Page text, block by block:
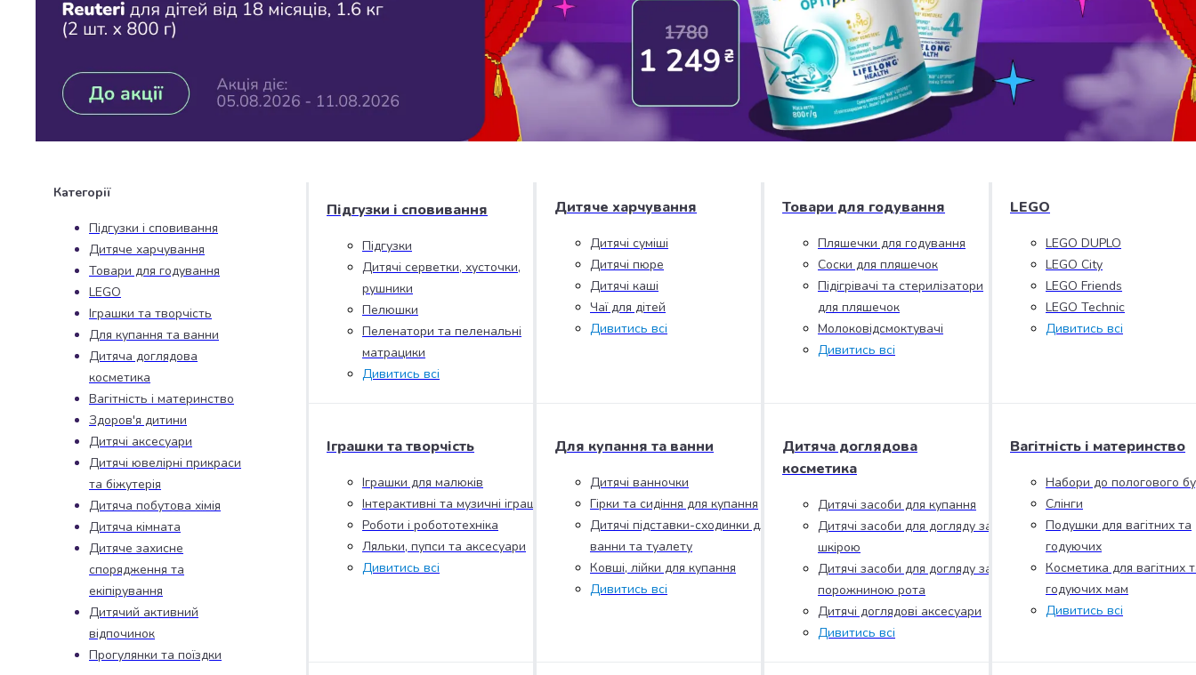
Джин
Ром
мескаль
Лікери
і
наливки
Саке
і
азійський
алкоголь
Слабоалкогольні
напої
Сидри
та
меди
Подарункові
набори
алкоголю
Продукти
Бакалія
Олія
Макаронні
вироби
Сухі
сніданки
Їжа
швидкого
Категорії
Підгузки і сповивання
Дитяче харчування
Товари для годування
LEGO
Іграшки та творчість
Для купання та ванни
Дитяча доглядова
косметика
Вагітність і материнство
Здоров'я дитини
Дитячі аксесуари
Дитячі ювелірні прикраси
та біжутерія
Дитяча побутова хімія
Дитяча кімната
Дитяче захисне
спорядження та
екіпірування
Дитячий активний
відпочинок
Прогулянки та поїздки
Підгузки і сповивання
Підгузки
Дитячі серветки, хусточки,
рушники
Пелюшки
Пеленатори та пеленальні
матрацики
Дивитись всі
Дитяче харчування
Дитячі суміші
Дитячі пюре
Дитячі каші
Чаї для дітей
Дивитись всі
Товари для годування
Пляшечки для годування
Соски для пляшечок
Підігрівачі та стерилізатори
для пляшечок
Молоковідсмоктувачі
Дивитись всі
LEGO
LEGO DUPLO
LEGO City
LEGO Friends
LEGO Technic
Дивитись всі
Іграшки та творчість
Іграшки для малюків
Інтерактивні та музичні іграшки
Роботи і робототехніка
Ляльки, пупси та аксесуари
Дивитись всі
Для купання та ванни
Дитячі ванночки
Гірки та сидіння для купання
Дитячі підставки-сходинки для
ванни та туалету
Ковші, лійки для купання
Дивитись всі
Дитяча доглядова
косметика
Дитячі засоби для купання
Дитячі засоби для догляду за
шкірою
Дитячі засоби для догляду за
порожниною рота
Дитячі доглядові аксесуари
Дивитись всі
Вагітність і материнство
Набори до пологового
Слінги
Подушки для вагітних та
годуючих
Косметика для вагітних
годуючих мам
Дивитись всі